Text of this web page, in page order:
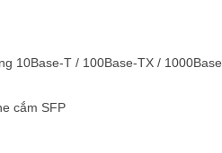
10Base-T / 100Base-TX /
cắm SFP